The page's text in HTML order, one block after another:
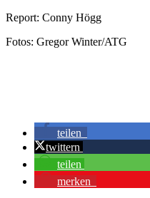
Report: Conny Högg
Fotos: Gregor Winter/ATG
teilen
twittern
teilen
merken